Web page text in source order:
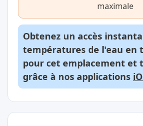
maximale
Obtenez un accès
températures de l'eau en
pour cet emplacement et
grâce à nos applications